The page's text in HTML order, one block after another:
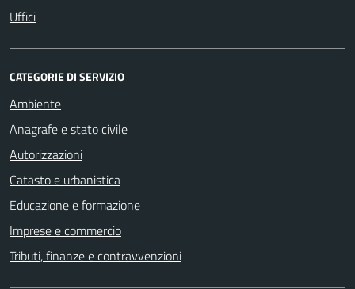
Uffici
CATEGORIE DI SERVIZIO
Ambiente
Anagrafe e stato civile
Autorizzazioni
Catasto e urbanistica
Educazione e formazione
Imprese e commercio
Tributi, finanze e contravvenzioni